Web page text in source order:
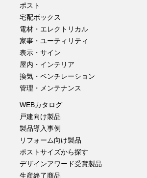
ポスト
宅配ボックス
電材・エレクトリカル
家事・ユーティリティ
表示・サイン
屋内・インテリア
換気・ベンチレーション
管理・メンテナンス
WEBカタログ
戸建向け製品
製品導入事例
リフォーム向け製品
ポストサイズから探す
デザインアワード受賞製品
生産終了商品